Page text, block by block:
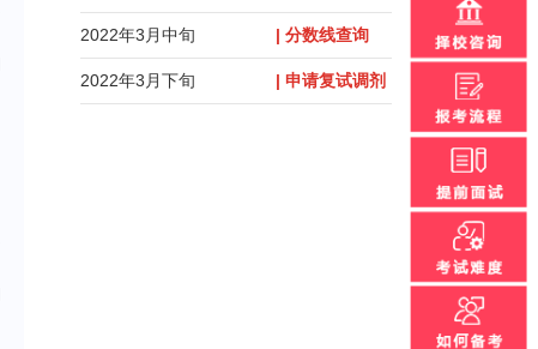
2022年3月中旬 | 分数线查询
2022年3月下旬 | 申请复试调剂